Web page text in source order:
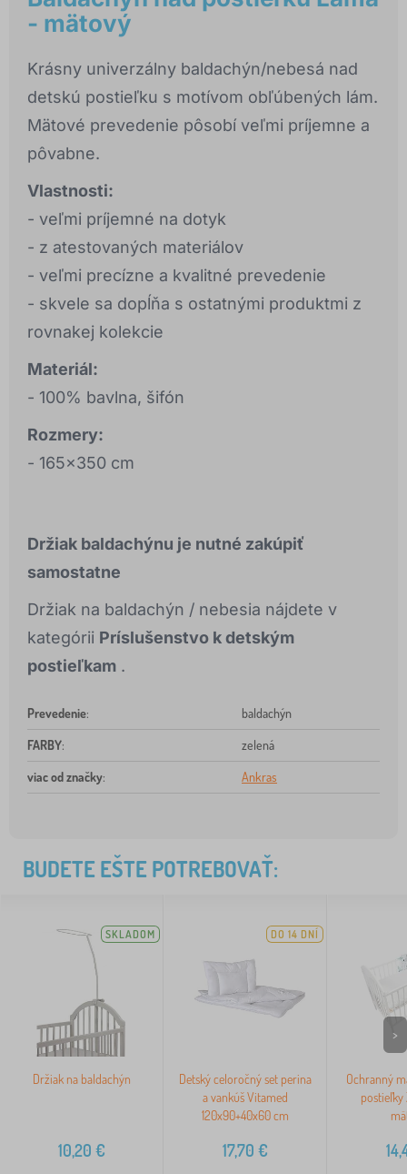
- mätový
Krásny univerzálny baldachýn/nebesá nad
detskú postieľku s motívom obľúbených lám.
Mätové prevedenie pôsobí veľmi príjemne a
pôvabne.
Vlastnosti:
- veľmi príjemné na dotyk
- z atestovaných materiálov
- veľmi precízne a kvalitné prevedenie
- skvele sa dopĺňa s ostatnými produktmi z
rovnakej kolekcie
Materiál:
- 100% bavlna, šifón
Rozmery:
- 165x350 cm
Držiak baldachýnu je nutné zakúpiť
samostatne
Držiak na baldachýn / nebesia nájdete v
kategórii Príslušenstvo k detským
postieľkam .
Prevedenie: baldachýn
FARBY: zelená
viac od značky: Ankras
BUDETE EŠTE POTREBOVAŤ:
SKLADOM
Držiak na baldachýn
10,20 €
DO 14 DNÍ
Detský celoročný set perina
a vankúš Vitamed
120x90+40x60 cm
17,70 €
Ochranný
postieľky
>